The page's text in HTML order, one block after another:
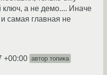
а не демо.... Иначе
самая главная не
+00:00 автор топика